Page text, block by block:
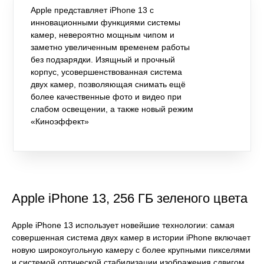
Apple представляет iPhone 13 с
инновационными функциями системы
камер, невероятно мощным чипом и
заметно увеличенным временем работы
без подзарядки. Изящный и прочный
корпус, усовершенствованная система
двух камер, позволяющая снимать ещё
более качественные фото и видео при
слабом освещении, а также новый режим
«Киноэффект»
Apple iPhone 13, 256 ГБ зеленого цвета
Apple iPhone 13 использует новейшие технологии: самая
совершенная система двух камер в истории iPhone включает
новую широкоугольную камеру с более крупными пикселями